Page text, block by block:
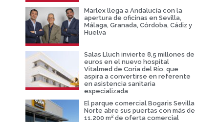
Marlex llega a Andalucía con la
apertura de oficinas en Sevilla,
Málaga, Granada, Córdoba, Cádiz y
Huelva
Salas Lluch invierte 8,5 millones de
euros en el nuevo hospital
Vitalmed de Coria del Río, que
aspira a convertirse en referente
en asistencia sanitaria
especializada
El parque comercial Bogaris Sevilla
Norte abre sus puertas con más de
11.200 m² de oferta comercial